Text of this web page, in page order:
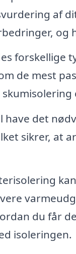
af
og
forskellige
de mest
det
sikrer, at
du får
isoleringen.